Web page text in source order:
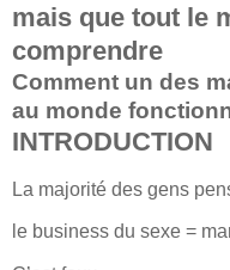
mais que tout le
comprendre
Comment un des
au monde
INTRODUCTION
La majorité des gens
le business du sexe =